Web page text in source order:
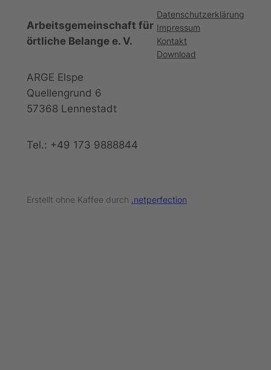
Arbeitsgemeinschaft für
örtliche Belange e. V.
ARGE Elspe
Quellengrund 6
57368 Lennestadt
Tel.: +49 173 9888844
Datenschutzerklärung
Impressum
Kontakt
Download
Erstellt ohne Kaffee durch .netperfection